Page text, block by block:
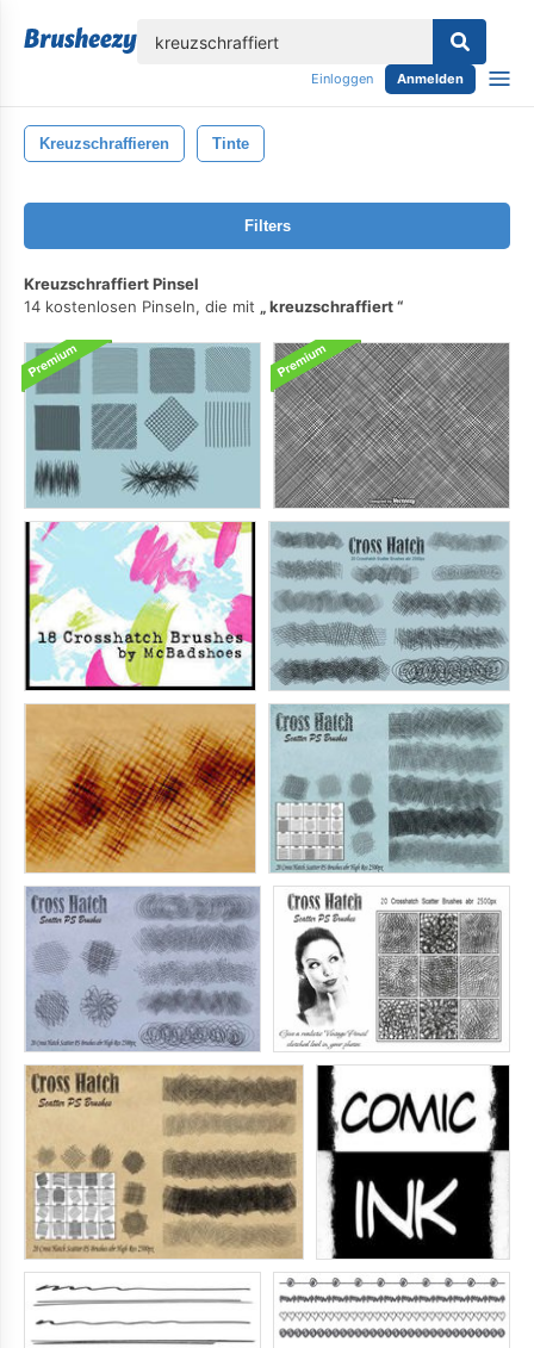
Einloggen Anmelden
Kreuzschraffieren Tinte
Filters
Kreuzschraffiert Pinsel
14 kostenlosen Pinseln, die mit
kreuzschraffiert